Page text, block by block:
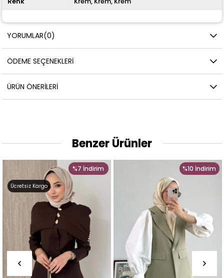
YORUMLAR(0)
ÖDEME SEÇENEKLERI
ÜRÜN ÖNERILERI
Benzer Ürünler
%7 İndirim
Ücretsiz Kargo
%10 İndirim